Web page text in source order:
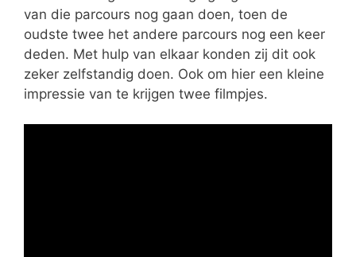
van die parcours nog gaan doen, toen de
oudste twee het andere parcours nog een keer
deden. Met hulp van elkaar konden zij dit ook
zeker zelfstandig doen. Ook om hier een kleine
impressie van te krijgen twee filmpjes.